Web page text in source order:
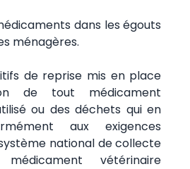
dans les égouts
ménagères.
de reprise mis en place
de tout médicament
ou des déchets qui en
aux exigences
national de collecte
vétérinaire